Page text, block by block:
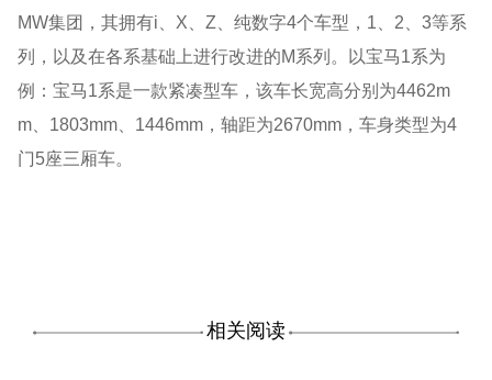
MW集团，其拥有i、X、Z、纯数字4个车型，1、2、3等系
列，以及在各系基础上进行改进的M系列。以宝马1系为
例：宝马1系是一款紧凑型车，该车长宽高分别为4462m
m、1803mm、1446mm，轴距为2670mm，车身类型为4
门5座三厢车。
相关阅读